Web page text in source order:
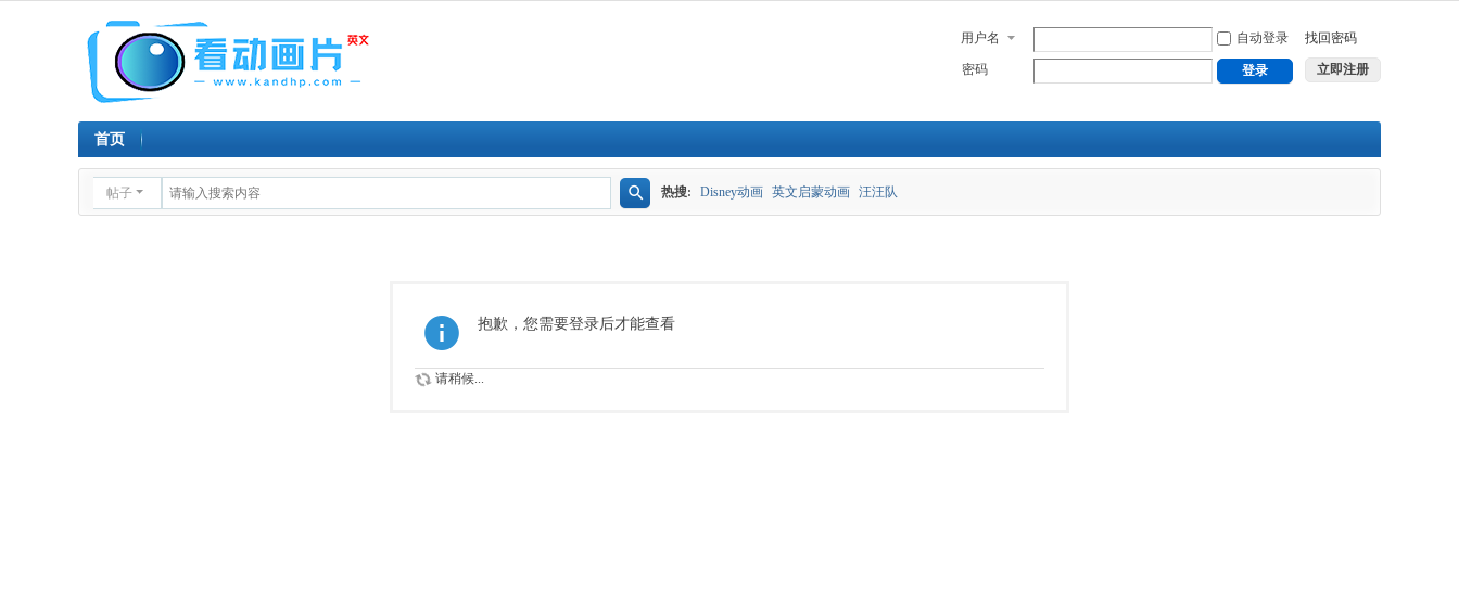
用户名 自动登录 找回密码
密码 登录 立即注册
首页
帖子 热搜: Disney动画 英文启蒙动画 汪汪队
抱歉，您需要登录后才能查看
请稍候...